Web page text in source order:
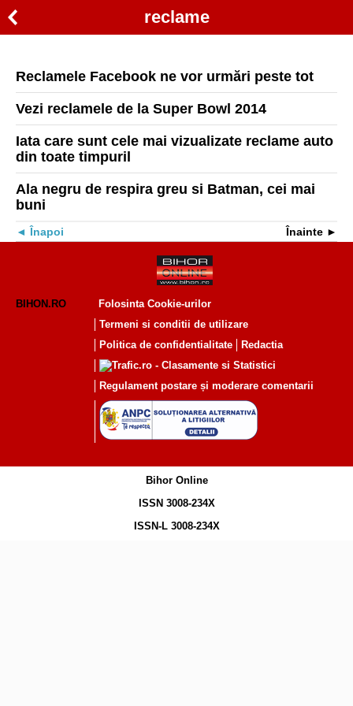
reclame
Reclamele Facebook ne vor urmări peste tot
Vezi reclamele de la Super Bowl 2014
Iata care sunt cele mai vizualizate reclame auto
din toate timpuril
Ala negru de respira greu si Batman, cei mai
buni
Înapoi Înainte
BIHON.RO
Folosinta Cookie-urilor
Termeni si conditii de utilizare
Politica de confidentialitate
Redactia
Regulament postare și moderare comentarii
Bihor Online
ISSN 3008-234X
ISSN-L 3008-234X